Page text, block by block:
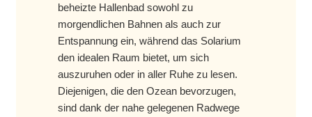
beheizte Hallenbad sowohl zu
morgendlichen Bahnen als auch zur
Entspannung ein, während das Solarium
den idealen Raum bietet, um sich
auszuruhen oder in aller Ruhe zu lesen.
Diejenigen, die den Ozean bevorzugen,
sind dank der nahe gelegenen Radwege